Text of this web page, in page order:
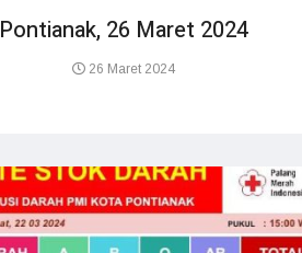
Pontianak, 26 Maret 2024
26 Maret 2024